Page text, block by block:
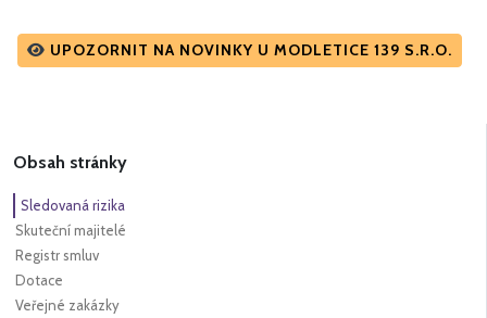
UPOZORNIT NA NOVINKY U MODLETICE 139 S.R.O.
Obsah stránky
Sledovaná rizika
Skuteční majitelé
Registr smluv
Dotace
Veřejné zakázky